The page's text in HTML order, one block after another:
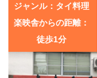
ジャンル：タイ料理
楽映舎からの距離：
徒歩1分